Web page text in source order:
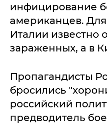
инфицирование
американцев.
Италии известно
зараженных, а в
Пропагандисты
бросились
российский
предводитель